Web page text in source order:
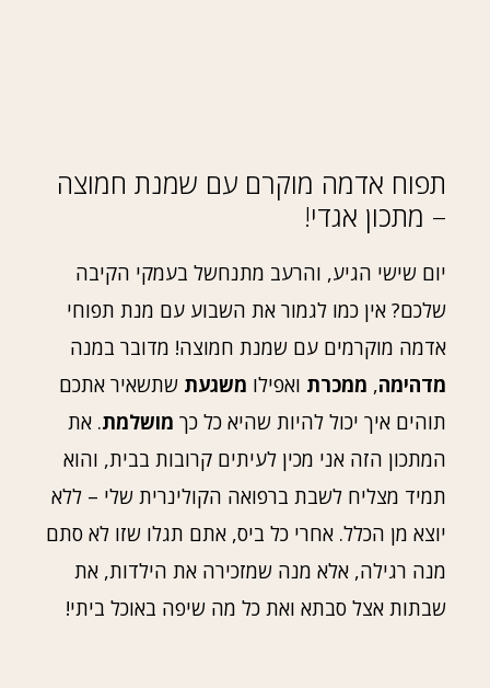
תפוח אדמה מוקרם עם שמנת חמוצה
– מתכון אגדי!
יום שישי הגיע, והרעב מתנחשל בעמקי הקיבה
שלכם? אין כמו לגמור את השבוע עם מנת תפוחי
אדמה מוקרמים עם שמנת חמוצה! מדובר במנה
מדהימה, ממכרת ואפילו משגעת שתשאיר אתכם
תוהים איך יכול להיות שהיא כל כך מושלמת. את
המתכון הזה אני מכין לעיתים קרובות בבית, והוא
תמיד מצליח לשבת ברפואה הקולינרית שלי – ללא
יוצא מן הכלל. אחרי כל ביס, אתם תגלו שזו לא סתם
מנה רגילה, אלא מנה שמזכירה את הילדות, את
שבתות אצל סבתא ואת כל מה שיפה באוכל ביתי!